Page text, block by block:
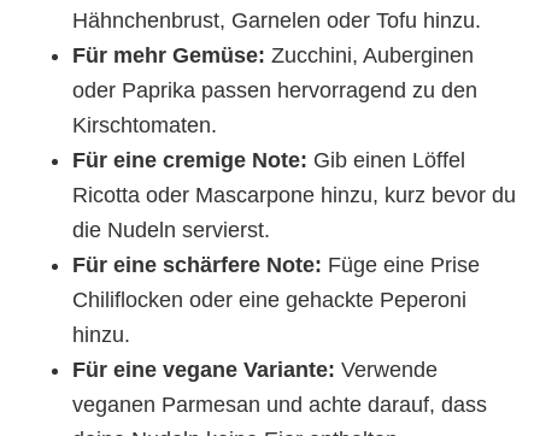
Hähnchenbrust, Garnelen oder Tofu hinzu.
Für mehr Gemüse: Zucchini, Auberginen
oder Paprika passen hervorragend zu den
Kirschtomaten.
Für eine cremige Note: Gib einen Löffel
Ricotta oder Mascarpone hinzu, kurz bevor du
die Nudeln servierst.
Für eine schärfere Note: Füge eine Prise
Chiliflocken oder eine gehackte Peperoni
hinzu.
Für eine vegane Variante: Verwende
veganen Parmesan und achte darauf, dass